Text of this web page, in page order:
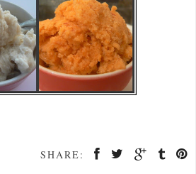
SHARE: